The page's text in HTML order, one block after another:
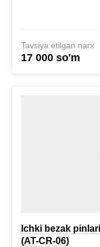
Tavsiya etilgan narx
17 000 so'm
Ichki bezak
(AT-CR-06)